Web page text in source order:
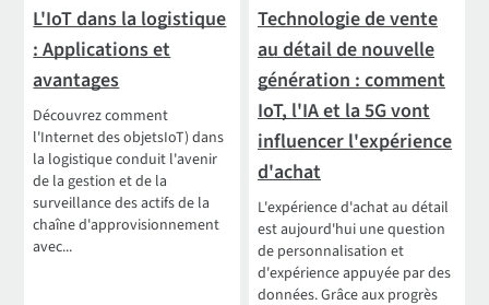
L'IoT dans la logistique
: Applications et
avantages
Découvrez comment
l'Internet des objetsIoT) dans
la logistique conduit l'avenir
de la gestion et de la
surveillance des actifs de la
chaîne d'approvisionnement
avec...
Technologie de vente
au détail de nouvelle
génération : comment
IoT, l'IA et la 5G vont
influencer l'expérience
d'achat
L'expérience d'achat au détail
est aujourd'hui une question
de personnalisation et
d'expérience appuyée par des
données. Grâce aux progrès